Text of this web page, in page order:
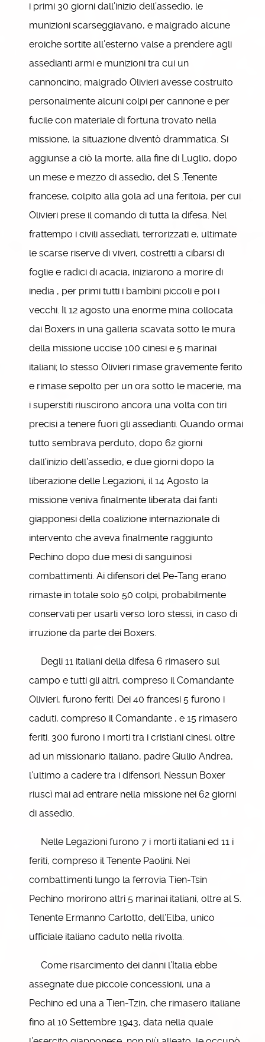
i primi 30 giorni dall’inizio dell’assedio, le
munizioni scarseggiavano, e malgrado alcune
eroiche sortite all’esterno valse a prendere agli
assedianti armi e munizioni tra cui un
cannoncino; malgrado Olivieri avesse costruito
personalmente alcuni colpi per cannone e per
fucile con materiale di fortuna trovato nella
missione, la situazione diventò drammatica. Si
aggiunse a ciò la morte, alla fine di Luglio, dopo
un mese e mezzo di assedio, del S .Tenente
francese, colpito alla gola ad una feritoia, per cui
Olivieri prese il comando di tutta la difesa. Nel
frattempo i civili assediati, terrorizzati e, ultimate
le scarse riserve di viveri, costretti a cibarsi di
foglie e radici di acacia, iniziarono a morire di
inedia , per primi tutti i bambini piccoli e poi i
vecchi. Il 12 agosto una enorme mina collocata
dai Boxers in una galleria scavata sotto le mura
della missione uccise 100 cinesi e 5 marinai
italiani; lo stesso Olivieri rimase gravemente ferito
e rimase sepolto per un ora sotto le macerie, ma
i superstiti riuscirono ancora una volta con tiri
precisi a tenere fuori gli assedianti. Quando ormai
tutto sembrava perduto, dopo 62 giorni
dall’inizio dell’assedio, e due giorni dopo la
liberazione delle Legazioni, il 14 Agosto la
missione veniva finalmente liberata dai fanti
giapponesi della coalizione internazionale di
intervento che aveva finalmente raggiunto
Pechino dopo due mesi di sanguinosi
combattimenti. Ai difensori del Pe-Tang erano
rimaste in totale solo 50 colpi, probabilmente
conservati per usarli verso loro stessi, in caso di
irruzione da parte dei Boxers.
Degli 11 italiani della difesa 6 rimasero sul
campo e tutti gli altri, compreso il Comandante
Olivieri, furono feriti. Dei 40 francesi 5 furono i
caduti, compreso il Comandante , e 15 rimasero
feriti. 300 furono i morti tra i cristiani cinesi, oltre
ad un missionario italiano, padre Giulio Andrea,
l’ultimo a cadere tra i difensori. Nessun Boxer
riuscì mai ad entrare nella missione nei 62 giorni
di assedio.
Nelle Legazioni furono 7 i morti italiani ed 11 i
feriti, compreso il Tenente Paolini. Nei
combattimenti lungo la ferrovia Tien-Tsin
Pechino morirono altri 5 marinai italiani, oltre al S.
Tenente Ermanno Carlotto, dell’Elba, unico
ufficiale italiano caduto nella rivolta.
Come risarcimento dei danni l’Italia ebbe
assegnate due piccole concessioni, una a
Pechino ed una a Tien-Tzin, che rimasero italiane
fino al 10 Settembre 1943, data nella quale